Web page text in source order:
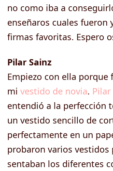
no como iba a
enseñaros cuales fueron
firmas favoritas. Espero
Pilar Sainz
Empiezo con ella
mi vestido de novia. Pilar
entendió a la perfección
un vestido sencillo de
perfectamente en un
probaron varios vestidos
sentaban los diferentes